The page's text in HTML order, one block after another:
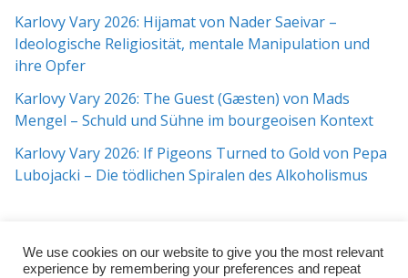
Karlovy Vary 2026: Hijamat von Nader Saeivar​​ –
Ideologische Religiosität, mentale Manipulation und
ihre Opfer
Karlovy Vary 2026: The Guest (Gæsten) von Mads
Mengel – Schuld und Sühne im bourgeoisen Kontext
Karlovy Vary 2026: If Pigeons Turned to Gold von Pepa
Lubojacki – Die tödlichen Spiralen des Alkoholismus
We use cookies on our website to give you the most relevant
experience by remembering your preferences and repeat